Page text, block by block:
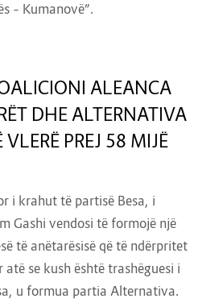
– Kumanovë”.
ALEANCA
DHE ALTERNATIVA
PREJ 58 MIJË
i krahut të partisë Besa, i
Gashi vendosi të formojë një
të anëtarësisë që të ndërpritet
atë se kush është trashëguesi i
u formua partia Alternativa.